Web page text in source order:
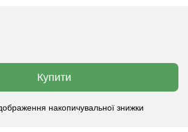
Купити
накопичувальної знижки